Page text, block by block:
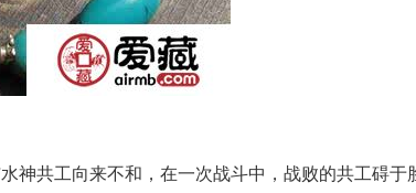
共工向来不和，在一次战斗中，战败的共工碍于